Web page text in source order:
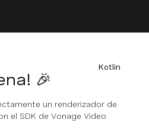
Kotlin
🎉
un renderizador de
el SDK de Vonage Video